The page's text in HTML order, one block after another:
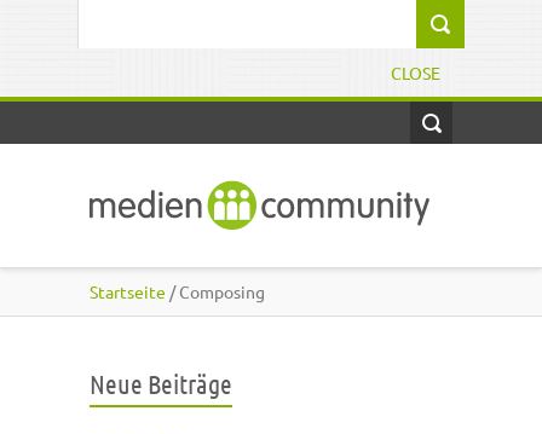
CLOSE
Startseite / Composing
Neue Beiträge